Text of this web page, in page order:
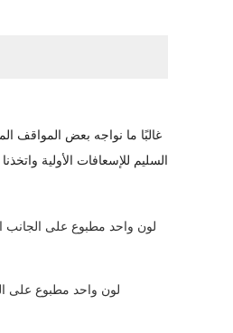
السليم للإسعافات الأولية